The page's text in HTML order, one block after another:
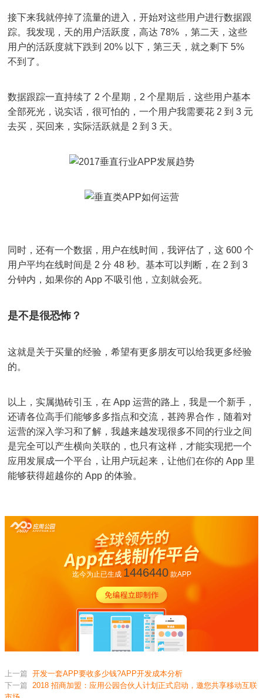
接下来我就停掉了流量的进入，开始对这些用户进行数据跟
踪。我发现，天的用户活跃度，高达 78% ，第二天，这些
用户的活跃度就下跌到 20% 以下，第三天，就之剩下 5%
不到了。
数据跟踪一直持续了 2 个星期，2 个星期后，这些用户基本
全部死光，说实话，很可怕的，一个用户我需要花 2 到 3 元
去买，买回来，实际活跃就是 2 到 3 天。
同时，还有一个数据，用户在线时间，我评估了，这 600 个
用户平均在线时间是 2 分 48 秒。基本可以判断，在 2 到 3
分钟内，如果你的 App 不吸引他，立刻就会死。
是不是很恐怖？
这就是关于买量的经验，希望有更多朋友可以给我更多经验
的。
以上，实属抛砖引玉，在 App 运营的路上，我是一个新手，
还请各位高手们能够多多指点和交流，甚跨界合作，随着对
运营的深入学习和了解，我越来越发现很多不同的行业之间
是完全可以产生横向关联的，也只有这样，才能实现把一个
应用发展成一个平台，让用户玩起来，让他们在你的 App 里
能够获得超越你的 App 的体验。
迄今为止已生成 1446440款APP
上一篇 开发一套APP要收多少钱?APP开发成本分析
下一篇 2018 招商加盟：应用公园合伙人计划正式启动，邀您共享移动互联